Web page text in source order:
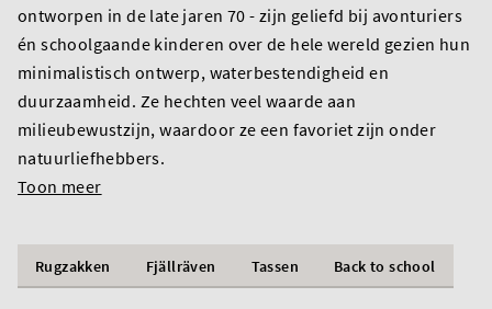
ontworpen in de late jaren 70 - zijn geliefd bij avonturiers
én schoolgaande kinderen over de hele wereld gezien hun
minimalistisch ontwerp, waterbestendigheid en
duurzaamheid. Ze hechten veel waarde aan
milieubewustzijn, waardoor ze een favoriet zijn onder
natuurliefhebbers.
Toon meer
Rugzakken Fjällräven Tassen Back to school